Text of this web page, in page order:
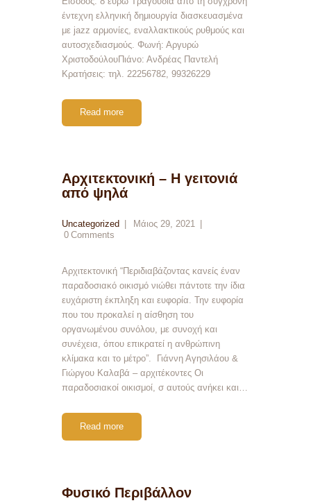
έντεχνη ελληνική δημιουργία διασκευασμένα
με jazz αρμονίες, εναλλακτικούς ρυθμούς και
αυτοσχεδιασμούς. Φωνή: Αργυρώ
ΧριστοδούλουΠιάνο: Ανδρέας Παντελή
Κρατήσεις: τηλ. 22256782, 99326229
Read more
Αρχιτεκτονική – Η γειτονιά
από ψηλά
Uncategorized
Μάιος 29, 2021
0 Comments
Αρχιτεκτονική “Περιδιαβάζοντας κανείς έναν
παραδοσιακό οικισμό νιώθει πάντοτε την ίδια
ευχάριστη έκπληξη και ευφορία. Την ευφορία
που του προκαλεί η αίσθηση του
οργανωμένου συνόλου, με συνοχή και
συνέχεια, όπου επικρατεί η ανθρώπινη
κλίμακα και το μέτρο”. Γιάννη Αγησιλάου &
Γιώργου Καλαβά – αρχιτέκοντες Οι
παραδοσιακοί οικισμοί, σ αυτούς ανήκει και…
Read more
Φυσικό Περιβάλλον